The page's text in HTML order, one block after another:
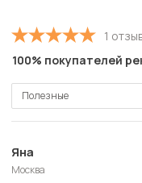
1
100% покупателей
Полезные
Полезные
Новые
Старые
Яна
Москва